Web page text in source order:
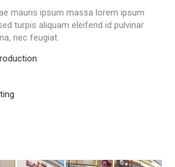
mauris ipsum massa lorem ipsum
turpis aliquam eleifend id pulvinar
nec feugiat.